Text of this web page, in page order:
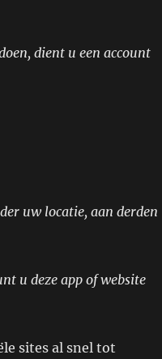
dient u een account
uw locatie, aan derden
u deze app of website
sites al snel tot